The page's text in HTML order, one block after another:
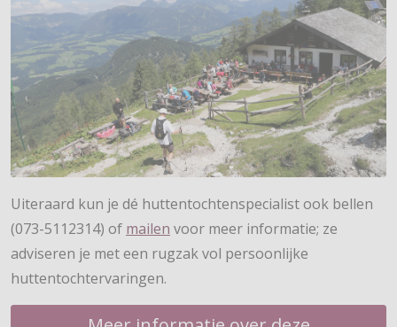
Uiteraard kun je dé huttentochtenspecialist ook bellen
(073-5112314) of mailen voor meer informatie; ze
adviseren je met een rugzak vol persoonlijke
huttentochtervaringen.